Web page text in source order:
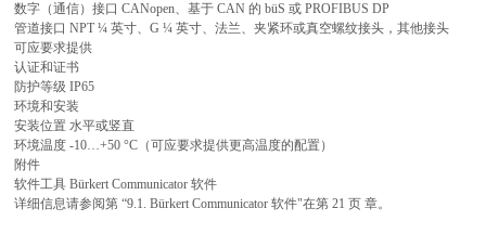
数字（通信）接口 CANopen、基于 CAN 的 büS 或 PROFIBUS DP
管道接口 NPT ¼ 英寸、G ¼ 英寸、法兰、夹紧环或真空螺纹接头，其他接头
可应要求提供
认证和证书
防护等级 IP65
环境和安装
安装位置 水平或竖直
环境温度 -10…+50 °C（可应要求提供更高温度的配置）
附件
软件工具 Bürkert Communicator 软件
详细信息请参阅第 “9.1. Bürkert Communicator 软件"在第 21 页 章。